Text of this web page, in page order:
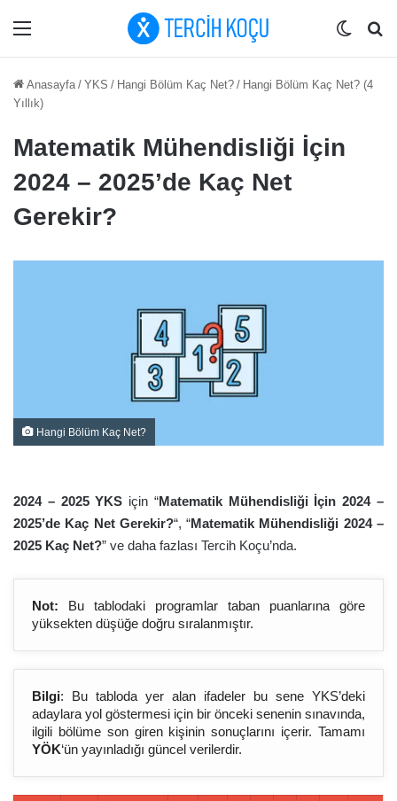
Menü Dış
Anasayfa / YKS / Hangi Bölüm Kaç Net? / Hangi Bölüm Kaç Net? (4
Yıllık)
Matematik Mühendisliği İçin
2024 – 2025’de Kaç Net
Gerekir?
Hangi Bölüm Kaç Net?
2024 – 2025 YKS için “Matematik Mühendisliği İçin 2024 –
2025’de Kaç Net Gerekir?“, “Matematik Mühendisliği 2024 –
2025 Kaç Net?” ve daha fazlası Tercih Koçu’nda.
Not: Bu tablodaki programlar taban puanlarına göre
yüksekten düşüğe doğru sıralanmıştır.
Bilgi: Bu tabloda yer alan ifadeler bu sene YKS’deki
adaylara yol göstermesi için bir önceki senenin sınavında,
ilgili bölüme son giren kişinin sonuçlarını içerir. Tamamı
YÖK‘ün yayınladığı güncel verilerdir.